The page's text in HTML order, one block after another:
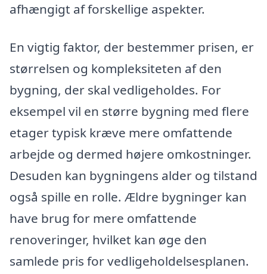
afhængigt af forskellige aspekter.
En vigtig faktor, der bestemmer prisen, er
størrelsen og kompleksiteten af den
bygning, der skal vedligeholdes. For
eksempel vil en større bygning med flere
etager typisk kræve mere omfattende
arbejde og dermed højere omkostninger.
Desuden kan bygningens alder og tilstand
også spille en rolle. Ældre bygninger kan
have brug for mere omfattende
renoveringer, hvilket kan øge den
samlede pris for vedligeholdelsesplanen.